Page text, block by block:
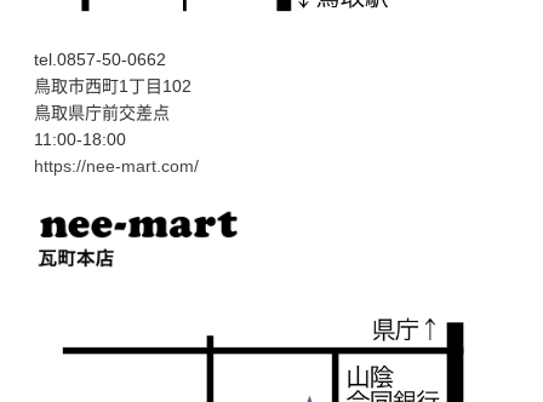
tel.0857-50-0662
鳥取市西町1丁目102
鳥取県庁前交差点
11:00-18:00
https://nee-mart.com/